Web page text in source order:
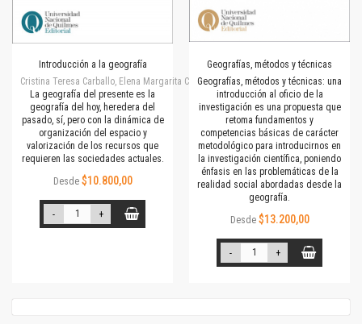
Introducción a la geografía
Cristina Teresa Carballo, Elena Margarita Chiozza
La geografía del presente es la
geografía del hoy, heredera del
pasado, sí, pero con la dinámica de
organización del espacio y
valorización de los recursos que
requieren las sociedades actuales.
Desde $10.800,00
- +
Geografías, métodos y técnicas
Geografías, métodos y técnicas: una
introducción al oficio de la
investigación es una propuesta que
retoma fundamentos y
competencias básicas de carácter
metodológico para introducirnos en
la investigación científica, poniendo
énfasis en las problemáticas de la
realidad social abordadas desde la
geografía.
Desde $13.200,00
- +